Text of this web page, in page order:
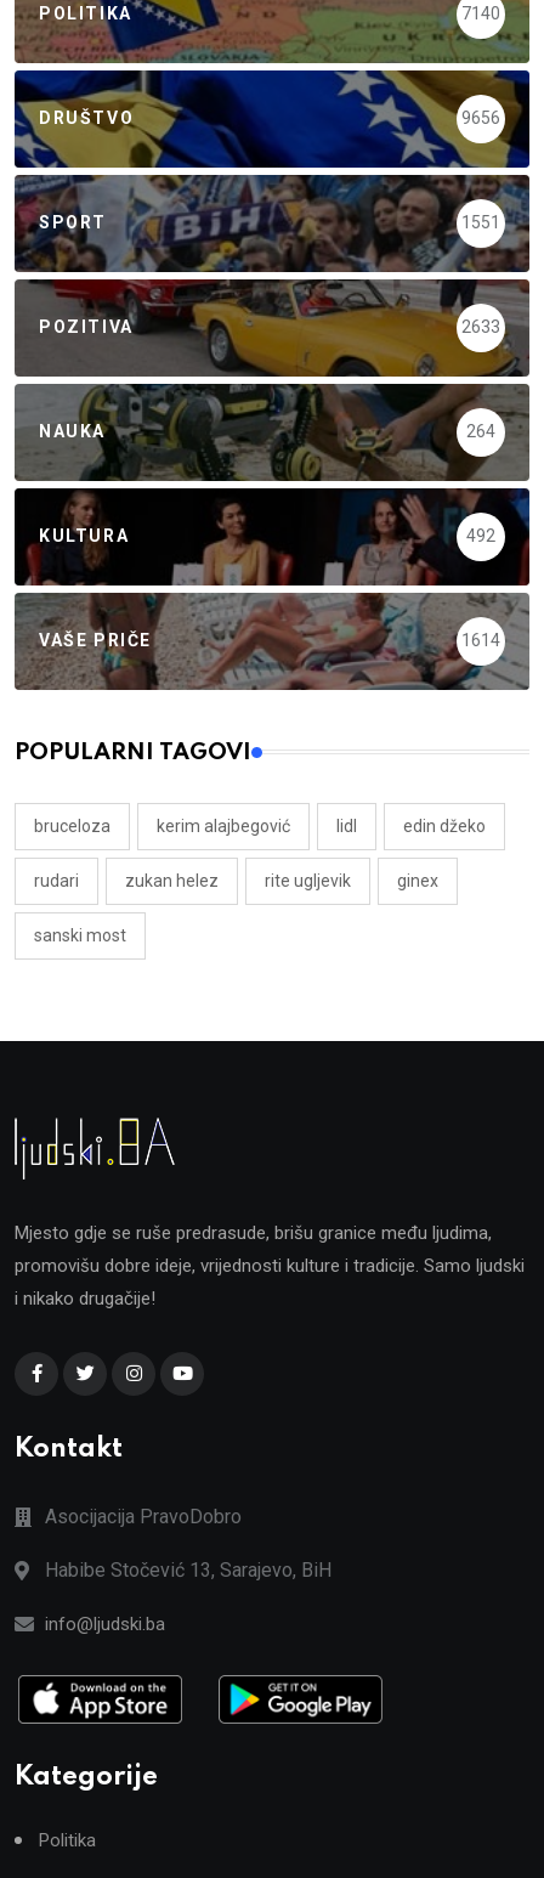
POLITIKA 7140
DRUŠTVO 9656
SPORT 1551
POZITIVA 2633
NAUKA 264
KULTURA 492
VAŠE PRIČE 1614
POPULARNI TAGOVI
bruceloza kerim alajbegović lidl edin džeko
rudari zukan helez rite ugljevik ginex
sanski most
Mjesto gdje se ruše predrasude, brišu granice među ljudima,
promovišu dobre ideje, vrijednosti kulture i tradicije. Samo ljudski
i nikako drugačije!
Kontakt
Asocijacija PravoDobro
Habibe Stočević 13, Sarajevo, BiH
info@ljudski.ba
Kategorije
Politika